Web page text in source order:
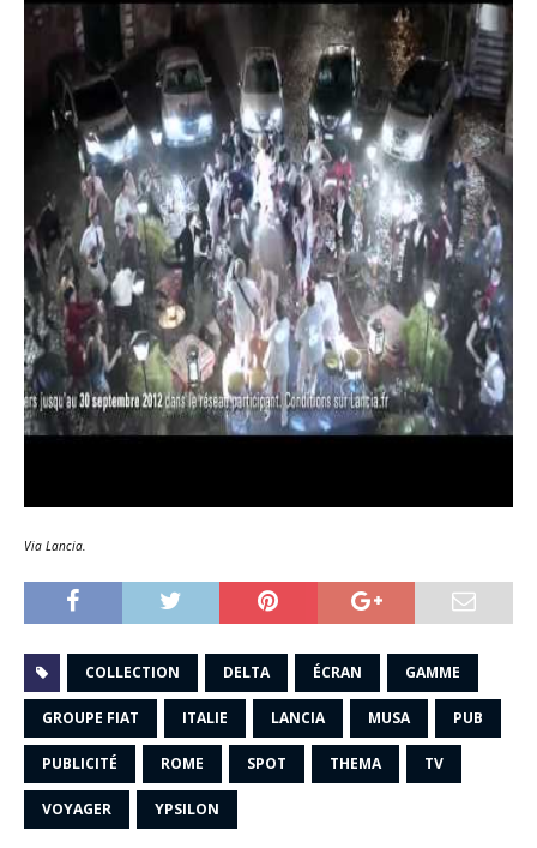
Via Lancia.
COLLECTION DELTA ÉCRAN GAMME
GROUPE FIAT ITALIE LANCIA MUSA PUB
PUBLICITÉ ROME SPOT THEMA TV
VOYAGER YPSILON